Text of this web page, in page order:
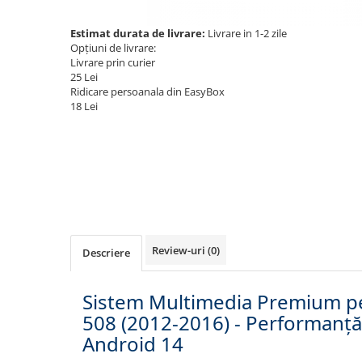
Navigatii Suzuki
Navigatii Mitsubishi
Navigatii Volvo
Navigatii KIA
Navigatii Jeep
Navigatii Land Rover
Navigatii Iveco
Navigatii Chrysler
Estimat durata de livrare: Livrare in 1-2 zile
Opțiuni de livrare:
Livrare prin curier
25 Lei
Ridicare persoanala din EasyBox
18 Lei
Descriere Review-uri (0)
Sistem Multimedia Premium
508 (2012-2016) -
Android 14